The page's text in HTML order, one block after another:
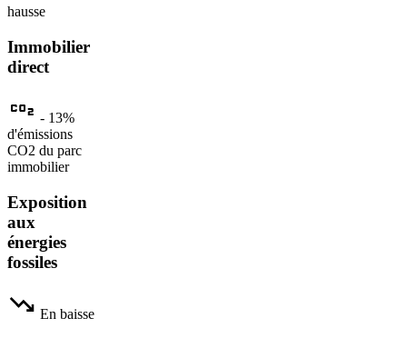
hausse
Immobilier
direct
- 13%
d'émissions
CO2 du parc
immobilier
Exposition
aux
énergies
fossiles
En baisse